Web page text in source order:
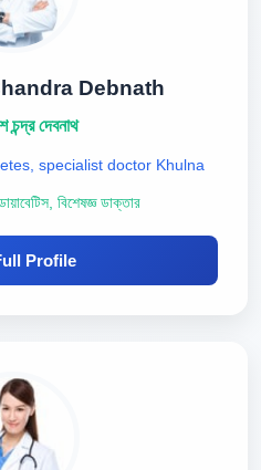
Debnath
চন্দ্র দেবনাথ
specialist doctor Khulna
বিশেষজ্ঞ ডাক্তার
Profile